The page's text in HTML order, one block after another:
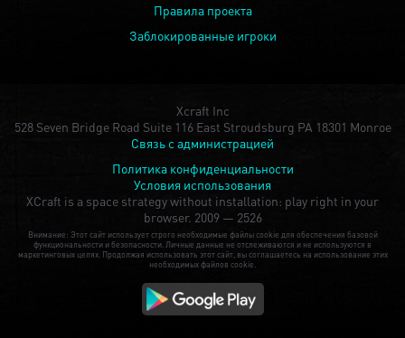
Правила проекта
Заблокированные игроки
Xcraft Inc
528 Seven Bridge Road Suite 116 East Stroudsburg PA 18301 Monroe
Связь с администрацией
Политика конфиденциальности
Условия использования
XCraft is a space strategy without installation: play right in your
browser. 2009 — 2526
Внимание: Этот сайт использует строго необходимые файлы cookie для обеспечения базовой
функциональности и безопасности. Личные данные не отслеживаются и не используются в
маркетинговых целях. Продолжая использовать этот сайт, вы соглашаетесь на использование этих
необходимых файлов cookie.